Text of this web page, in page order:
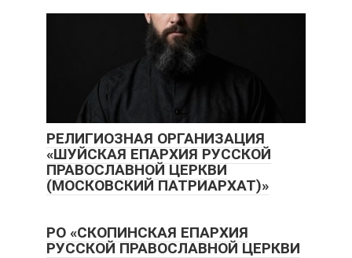
РЕЛИГИОЗНАЯ ОРГАНИЗАЦИЯ
«ШУЙСКАЯ ЕПАРХИЯ РУССКОЙ
ПРАВОСЛАВНОЙ ЦЕРКВИ
(МОСКОВСКИЙ ПАТРИАРХАТ)»
РО «СКОПИНСКАЯ ЕПАРХИЯ
РУССКОЙ ПРАВОСЛАВНОЙ ЦЕРКВИ